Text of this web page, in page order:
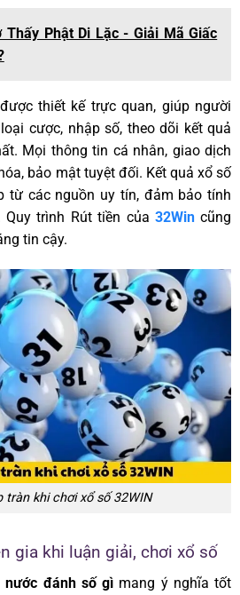
Thấy Phật Di Lặc - Giải Mã Giấc
thiết kế trực quan, giúp người
cược, nhập số, theo dõi kết quả
Mọi thông tin cá nhân, giao dịch
bảo mật tuyệt đối. Kết quả xổ số
từ các nguồn uy tín, đảm bảo tính
trình Rút tiền của 32Win cũng
tin cậy.
tràn khi chơi xổ số 32WIN
gia khi luận giải, chơi xổ số
nước đánh số gì mang ý nghĩa tốt